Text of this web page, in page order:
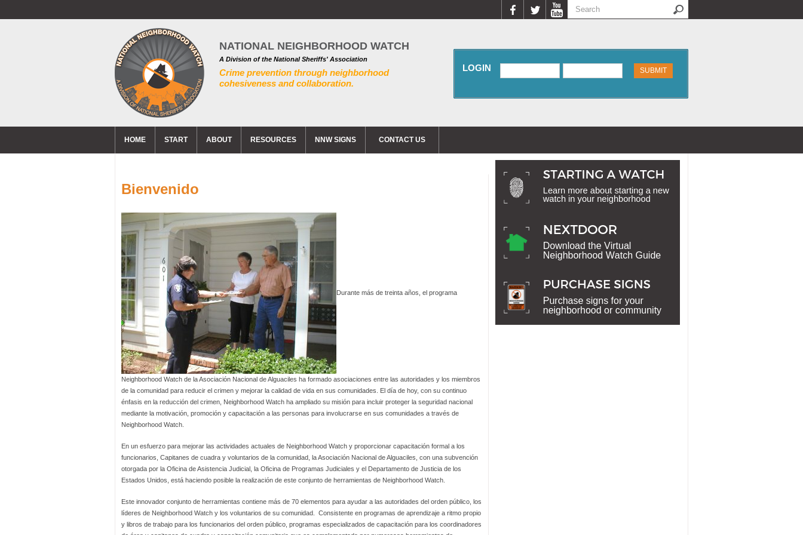
Search form
NATIONAL NEIGHBORHOOD WATCH
A Division of the National Sheriffs' Association
Crime prevention through neighborhood
cohesiveness and collaboration.
LOGIN
HOME START ABOUT RESOURCES NNW SIGNS CONTACT US
Bienvenido
Durante más de treinta años, el programa
Neighborhood Watch de la Asociación Nacional de Alguaciles ha formado asociaciones entre las autoridades y los miembros
de la comunidad para reducir el crimen y mejorar la calidad de vida en sus comunidades. El día de hoy, con su continuo
énfasis en la reducción del crimen, Neighborhood Watch ha ampliado su misión para incluir proteger la seguridad nacional
mediante la motivación, promoción y capacitación a las personas para involucrarse en sus comunidades a través de
Neighborhood Watch.
En un esfuerzo para mejorar las actividades actuales de Neighborhood Watch y proporcionar capacitación formal a los
funcionarios, Capitanes de cuadra y voluntarios de la comunidad, la Asociación Nacional de Alguaciles, con una subvención
otorgada por la Oficina de Asistencia Judicial, la Oficina de Programas Judiciales y el Departamento de Justicia de los
Estados Unidos, está haciendo posible la realización de este conjunto de herramientas de Neighborhood Watch.
Este innovador conjunto de herramientas contiene más de 70 elementos para ayudar a las autoridades del orden público, los
líderes de Neighborhood Watch y los voluntarios de su comunidad. Consistente en programas de aprendizaje a ritmo propio
y libros de trabajo para los funcionarios del orden público, programas especializados de capacitación para los coordinadores